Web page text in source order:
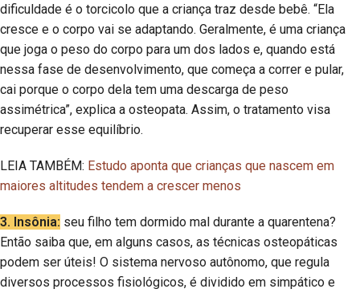
dificuldade é o torcicolo que a criança traz desde bebê. “Ela
cresce e o corpo vai se adaptando. Geralmente, é uma criança
que joga o peso do corpo para um dos lados e, quando está
nessa fase de desenvolvimento, que começa a correr e pular,
cai porque o corpo dela tem uma descarga de peso
assimétrica”, explica a osteopata. Assim, o tratamento visa
recuperar esse equilíbrio.
LEIA TAMBÉM: Estudo aponta que crianças que nascem em
maiores altitudes tendem a crescer menos
3. Insônia: seu filho tem dormido mal durante a quarentena?
Então saiba que, em alguns casos, as técnicas osteopáticas
podem ser úteis! O sistema nervoso autônomo, que regula
diversos processos fisiológicos, é dividido em simpático e